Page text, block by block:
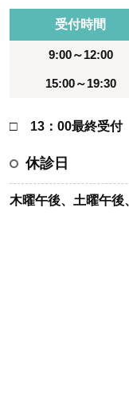
受付時間
9:00～12:00
15:00～19:30
□ 13：00最終受付
休診日
木曜午後、土曜午後